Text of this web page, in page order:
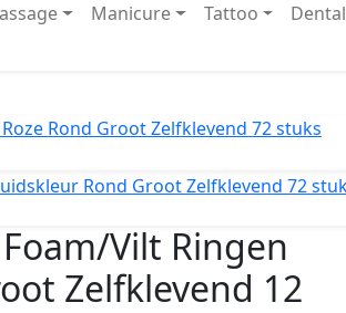
Manicure Tattoo Dental
Rond Groot Zelfklevend 72 stuks
Vilt Ringen
Zelfklevend 12